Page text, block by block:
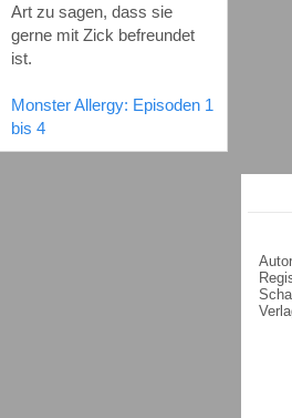
Art zu sagen, dass sie
gerne mit Zick befreundet
ist.
Monster Allergy: Episoden 1
bis 4